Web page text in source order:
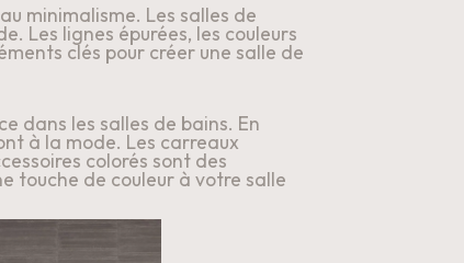
minimalisme. Les salles de
Les lignes épurées, les couleurs
clés pour créer une salle de
dans les salles de bains. En
à la mode. Les carreaux
colorés sont des
touche de couleur à votre salle